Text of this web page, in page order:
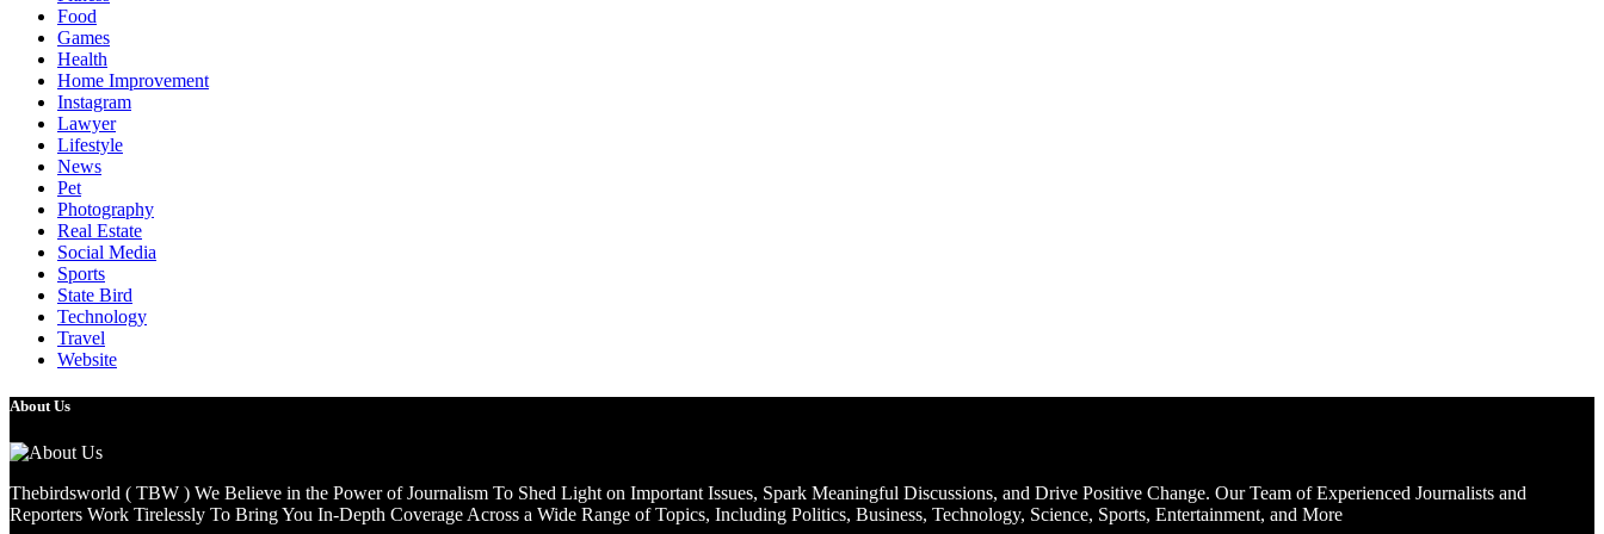
Food
Games
Health
Home Improvement
Instagram
Lawyer
Lifestyle
News
Pet
Photography
Real Estate
Social Media
Sports
State Bird
Technology
Travel
Website
About Us
Thebirdsworld ( TBW ) We Believe in the Power of Journalism To Shed Light on Important Issues, Spark Meaningful Discussions, and Drive Positive Change. Our Team of Experienced Journalists and
Reporters Work Tirelessly To Bring You In-Depth Coverage Across a Wide Range of Topics, Including Politics, Business, Technology, Science, Sports, Entertainment, and More